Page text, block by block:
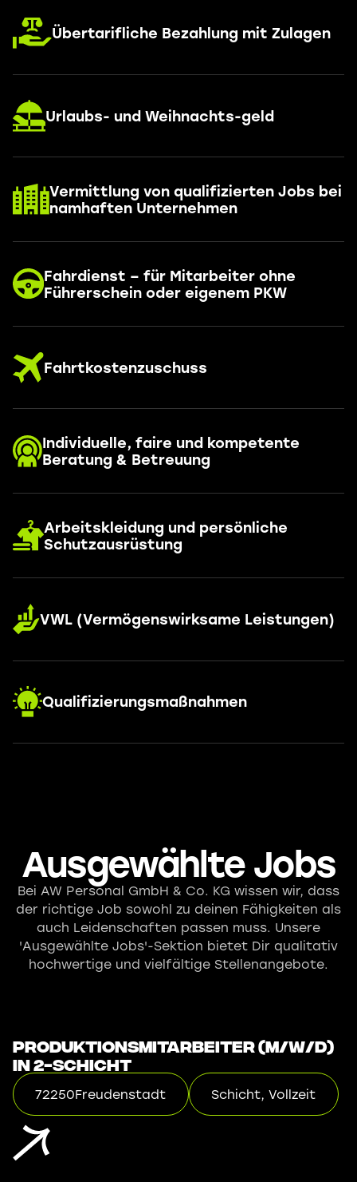
Übertarifliche Bezahlung mit Zulagen
Urlaubs- und Weihnachts-geld
Vermittlung von qualifizierten Jobs bei
namhaften Unternehmen
Fahrdienst – für Mitarbeiter ohne
Führerschein oder eigenem PKW
Fahrtkostenzuschuss
Individuelle, faire und kompetente
Beratung & Betreuung
Arbeitskleidung und persönliche
Schutzausrüstung
VWL (Vermögenswirksame Leistungen)
Qualifizierungsmaßnahmen
Ausgewählte Jobs
Bei AW Personal GmbH & Co. KG wissen wir, dass
der richtige Job sowohl zu deinen Fähigkeiten als
auch Leidenschaften passen muss. Unsere
'Ausgewählte Jobs'-Sektion bietet Dir qualitativ
hochwertige und vielfältige Stellenangebote.
Produktionsmitarbeiter (m/w/d)
in 2-Schicht
72250Freudenstadt Schicht, Vollzeit